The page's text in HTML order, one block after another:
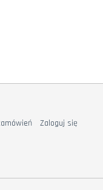
Zaloguj się